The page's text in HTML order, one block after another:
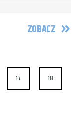
ZOBACZ
17 18